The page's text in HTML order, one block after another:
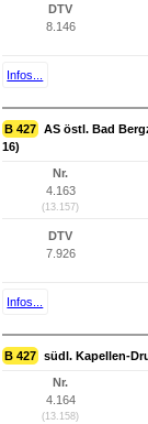
DTV
8.146
Infos...
B 427 AS östl. Bad
16)
Nr.
4.163
(13.157)
DTV
7.926
Infos...
B 427 südl. Kapellen-
Nr.
4.164
(13.158)